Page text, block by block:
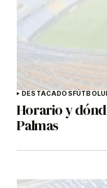
DESTACADOS FÚTBOL
Horario y
Palmas